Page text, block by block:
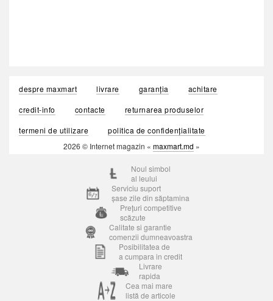
despre maxmart livrare garanția
achitare
credit-info
contacte
returnarea produselor
termeni de utilizare
politica de confidențialitate
2026 © Internet magazin « maxmart.md »
Noul simbol
al leului
Serviciu suport
șase zile din săptamina
Prețuri competitive
scăzute
Calitate si garantie
comenzii dumneavoastra
Posibilitatea de
a cumpara in credit
Livrare
rapida
Cea mai mare
listă de articole